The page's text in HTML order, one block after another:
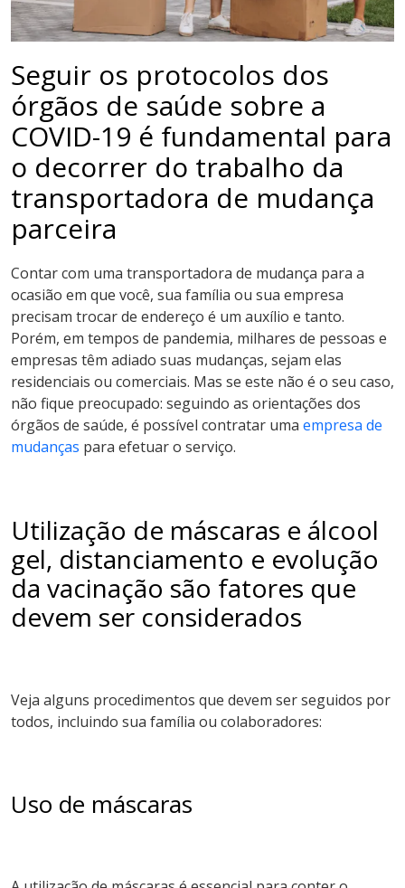
Seguir os protocolos dos
órgãos de saúde sobre a
COVID-19 é fundamental para
o decorrer do trabalho da
transportadora de mudança
parceira
Contar com uma transportadora de mudança para a
ocasião em que você, sua família ou sua empresa
precisam trocar de endereço é um auxílio e tanto.
Porém, em tempos de pandemia, milhares de pessoas e
empresas têm adiado suas mudanças, sejam elas
residenciais ou comerciais. Mas se este não é o seu caso,
não fique preocupado: seguindo as orientações dos
órgãos de saúde, é possível contratar uma empresa de
mudanças para efetuar o serviço.
Utilização de máscaras e álcool
gel, distanciamento e evolução
da vacinação são fatores que
devem ser considerados
Veja alguns procedimentos que devem ser seguidos por
todos, incluindo sua família ou colaboradores:
Uso de máscaras